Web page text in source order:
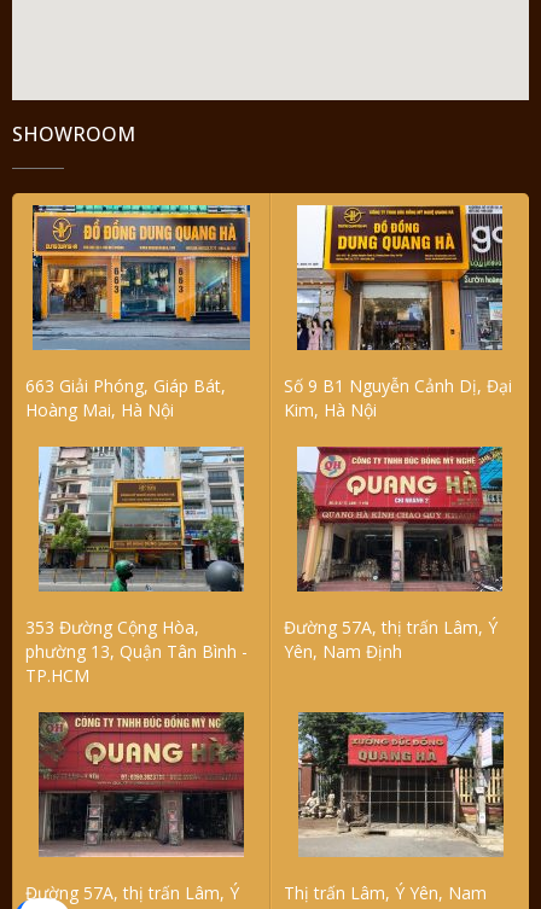
SHOWROOM
663 Giải Phóng, Giáp Bát,
Hoàng Mai, Hà Nội
Số 9 B1 Nguyễn Cảnh Dị, Đại
Kim, Hà Nội
353 Đường Cộng Hòa,
phường 13, Quận Tân Bình -
TP.HCM
Đường 57A, thị trấn Lâm, Ý
Yên, Nam Định
Đường 57A, thị trấn Lâm, Ý
Thị trấn Lâm, Ý Yên, Nam